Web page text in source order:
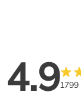
4.91799